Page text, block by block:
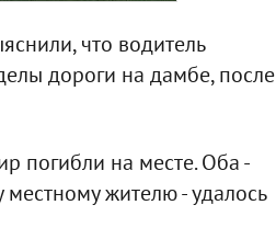
что водитель
дороги на дамбе, после
погибли на месте. Оба -
жителю - удалось